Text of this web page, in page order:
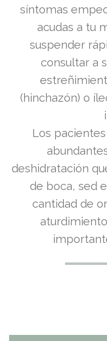
síntomas
acudas a tu
suspender
consultar a
(hinchazón) o
Los
deshidratación
de boca, sed
cantidad de